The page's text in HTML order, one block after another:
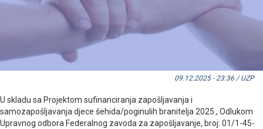
09.12.2025 - 23:36 / UZP
U skladu sa Projektom sufinanciranja zapošljavanja i
samozapošljavanja djece šehida/poginulih branitelja 2025., Odlukom
Upravnog odbora Federalnog zavoda za zapošljavanje, broj: 01/1-45-